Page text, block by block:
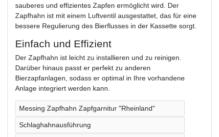
sauberes und effizientes Zapfen ermöglicht wird. Der
Zapfhahn ist mit einem Luftventil ausgestattet, das für eine
bessere Regulierung des Bierflusses in der Kassette sorgt.
Einfach und Effizient
Der Zapfhahn ist leicht zu installieren und zu reinigen.
Darüber hinaus passt er perfekt zu anderen
Bierzapfanlagen, sodass er optimal in Ihre vorhandene
Anlage integriert werden kann.
Messing Zapfhahn Zapfgarnitur "Rheinland"
Schlaghahnausführung